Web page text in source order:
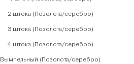
2 штока (Позолота/серебро)
3 штока (Позолота/серебро)
4 штока (Позолота/серебро)
Вымпельный (Позолота/серебро)